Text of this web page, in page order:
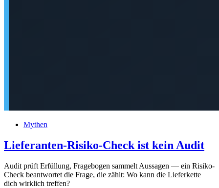
Mythen
Lieferanten-Risiko-Check ist kein Audit
Audit prüft Erfüllung, Fragebogen sammelt Aussagen — ein Risiko-
Check beantwortet die Frage, die zählt: Wo kann die Lieferkette
dich wirklich treffen?